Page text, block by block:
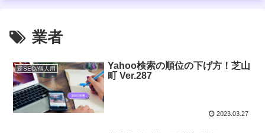
業者
逆SEO/個人用
Yahoo検索の順位の下げ方！芝山
町 Ver.287
2023.03.27